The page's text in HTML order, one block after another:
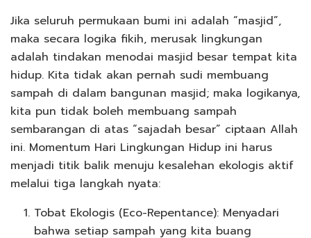
Jika seluruh permukaan bumi ini adalah “masjid”,
maka secara logika fikih, merusak lingkungan
adalah tindakan menodai masjid besar tempat kita
hidup. Kita tidak akan pernah sudi membuang
sampah di dalam bangunan masjid; maka logikanya,
kita pun tidak boleh membuang sampah
sembarangan di atas “sajadah besar” ciptaan Allah
ini. Momentum Hari Lingkungan Hidup ini harus
menjadi titik balik menuju kesalehan ekologis aktif
melalui tiga langkah nyata:
Tobat Ekologis (Eco-Repentance): Menyadari
bahwa setiap sampah yang kita buang